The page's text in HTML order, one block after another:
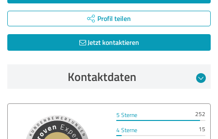
Profil teilen
Jetzt kontaktieren
Kontaktdaten
5 Sterne
252
4 Sterne
15